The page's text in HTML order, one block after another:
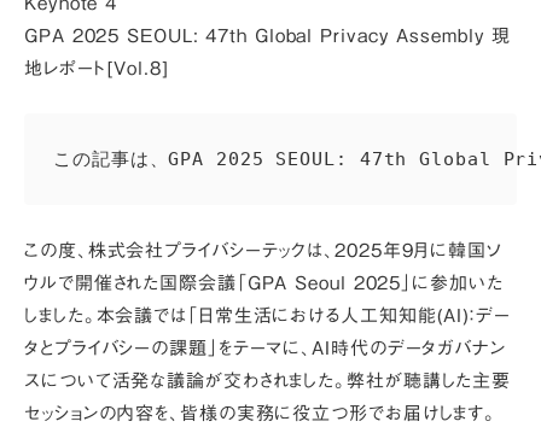
GPA 2025 SEOUL: 47th Global Privacy Assembly 現
地レポート[Vol.8]
この記事は、GPA 2025 SEOUL: 47th Global Privacy
この度、株式会社プライバシーテックは、2025年9月に韓国ソ
ウルで開催された国際会議「GPA Seoul 2025」に参加いた
しました。本会議では「日常生活における人工知知能(AI)：デー
タとプライバシーの課題」をテーマに、AI時代のデータガバナン
スについて活発な議論が交わされました。弊社が聴講した主要
セッションの内容を、皆様の実務に役立つ形でお届けします。